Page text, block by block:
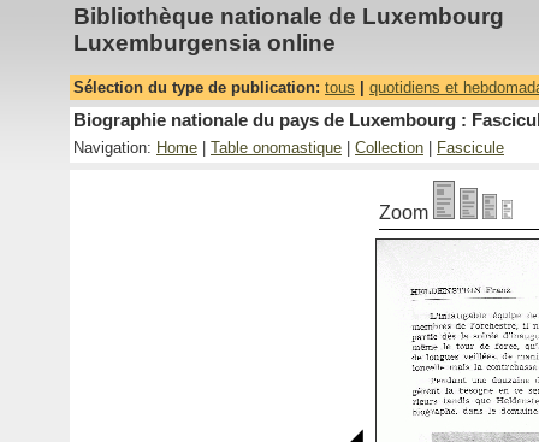
Bibliothèque nationale de Luxembourg
Luxemburgensia online
Sélection du type de publication: tous quotidiens et
Biographie nationale du pays de Luxembourg :
Navigation: Home Table onomastique Collection Fascicule
Zoom